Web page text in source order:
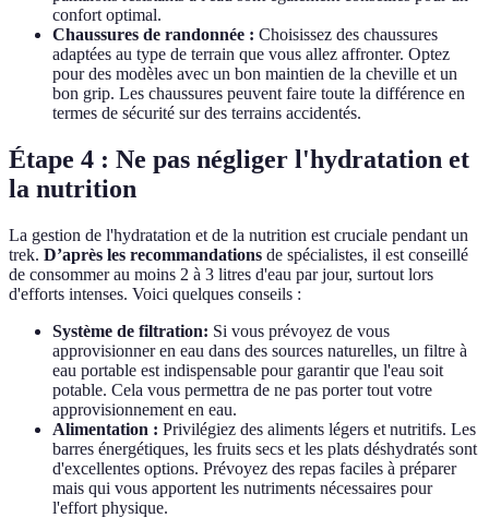
confort optimal.
Chaussures de randonnée : Choisissez des chaussures
adaptées au type de terrain que vous allez affronter. Optez
pour des modèles avec un bon maintien de la cheville et un
bon grip. Les chaussures peuvent faire toute la différence en
termes de sécurité sur des terrains accidentés.
Étape 4 : Ne pas négliger l'hydratation et
la nutrition
La gestion de l'hydratation et de la nutrition est cruciale pendant un
trek. D’après les recommandations de spécialistes, il est conseillé
de consommer au moins 2 à 3 litres d'eau par jour, surtout lors
d'efforts intenses. Voici quelques conseils :
Système de filtration: Si vous prévoyez de vous
approvisionner en eau dans des sources naturelles, un filtre à
eau portable est indispensable pour garantir que l'eau soit
potable. Cela vous permettra de ne pas porter tout votre
approvisionnement en eau.
Alimentation : Privilégiez des aliments légers et nutritifs. Les
barres énergétiques, les fruits secs et les plats déshydratés sont
d'excellentes options. Prévoyez des repas faciles à préparer
mais qui vous apportent les nutriments nécessaires pour
l'effort physique.